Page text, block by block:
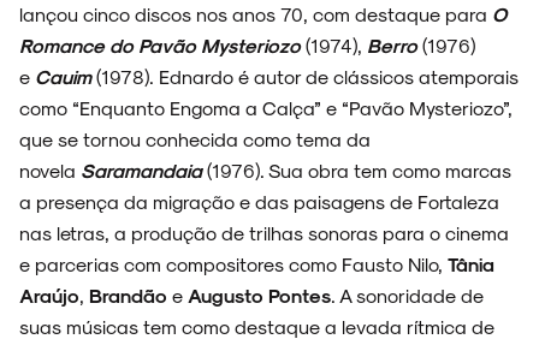
lançou cinco discos nos anos 70, com destaque para O
Romance do Pavão Mysteriozo (1974), Berro (1976)
e Cauim (1978). Ednardo é autor de clássicos atemporais
como “Enquanto Engoma a Calça” e “Pavão Mysteriozo”,
que se tornou conhecida como tema da
novela Saramandaia (1976). Sua obra tem como marcas
a presença da migração e das paisagens de Fortaleza
nas letras, a produção de trilhas sonoras para o cinema
e parcerias com compositores como Fausto Nilo, Tânia
Araújo Brandão e Augusto Pontes . A sonoridade de
suas músicas tem como destaque a levada rítmica de